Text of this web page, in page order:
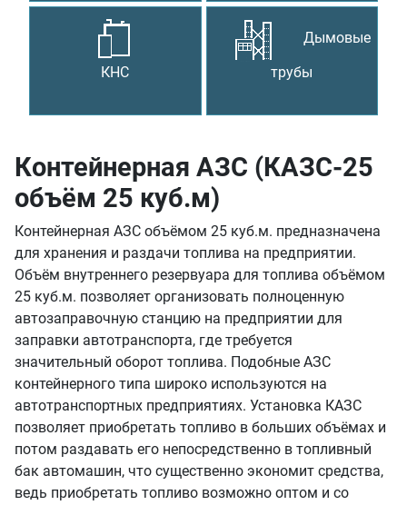
КНС
Дымовые
трубы
Контейнерная АЗС (КАЗС-25
объём 25 куб.м)
Контейнерная АЗС объёмом 25 куб.м. предназначена
для хранения и раздачи топлива на предприятии.
Объём внутреннего резервуара для топлива объёмом
25 куб.м. позволяет организовать полноценную
автозаправочную станцию на предприятии для
заправки автотранспорта, где требуется
значительный оборот топлива. Подобные АЗС
контейнерного типа широко используются на
автотранспортных предприятиях. Установка КАЗС
позволяет приобретать топливо в больших объёмах и
потом раздавать его непосредственно в топливный
бак автомашин, что существенно экономит средства,
ведь приобретать топливо возможно оптом и со